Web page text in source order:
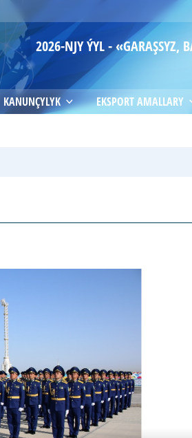
2026-NJY ÝYL - «GARAŞSYZ,
KANUNÇYLYK EKSPORT AMALLARY